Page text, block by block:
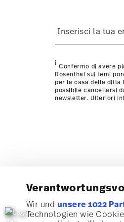
Wir und unsere 1022
Technologien wie
i Confermo di avere
Rosenthal sui temi
per la casa della ditta
possibile cancellarsi
newsletter. Ulteriori
Iscriviti alla nostra